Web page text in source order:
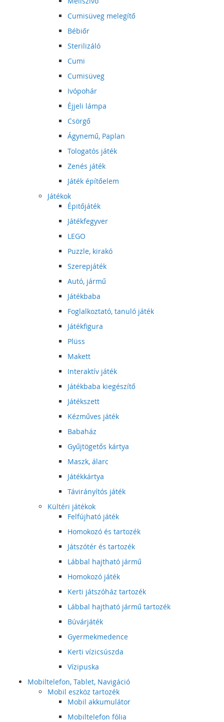
Cumisüveg melegítő
Bébiőr
Sterilizáló
Cumi
Cumisüveg
Ivópohár
Éjjeli lámpa
Csörgő
Ágynemű, Paplan
Tologatós játék
Zenés játék
Játék építőelem
Játékok
Épitőjáték
Játékfegyver
LEGO
Puzzle, kirakó
Szerepjáték
Autó, jármű
Játékbaba
Foglalkoztató, tanuló játék
Játékfigura
Plüss
Makett
Interaktív játék
Játékbaba kiegészítő
Játékszett
Kézműves játék
Babaház
Gyűjtögetős kártya
Maszk, álarc
Játékkártya
Távirányítós játék
Kültéri játékok
Felfújható játék
Homokozó és tartozék
Játszótér és tartozék
Lábbal hajtható jármű
Homokozó játék
Kerti játszóház tartozék
Lábbal hajtható jármű tartozék
Búvárjáték
Gyermekmedence
Kerti vízicsúszda
Vízipuska
Mobiltelefon, Tablet, Navigáció
Mobil eszköz tartozék
Mobil akkumulátor
Mobiltelefon fólia